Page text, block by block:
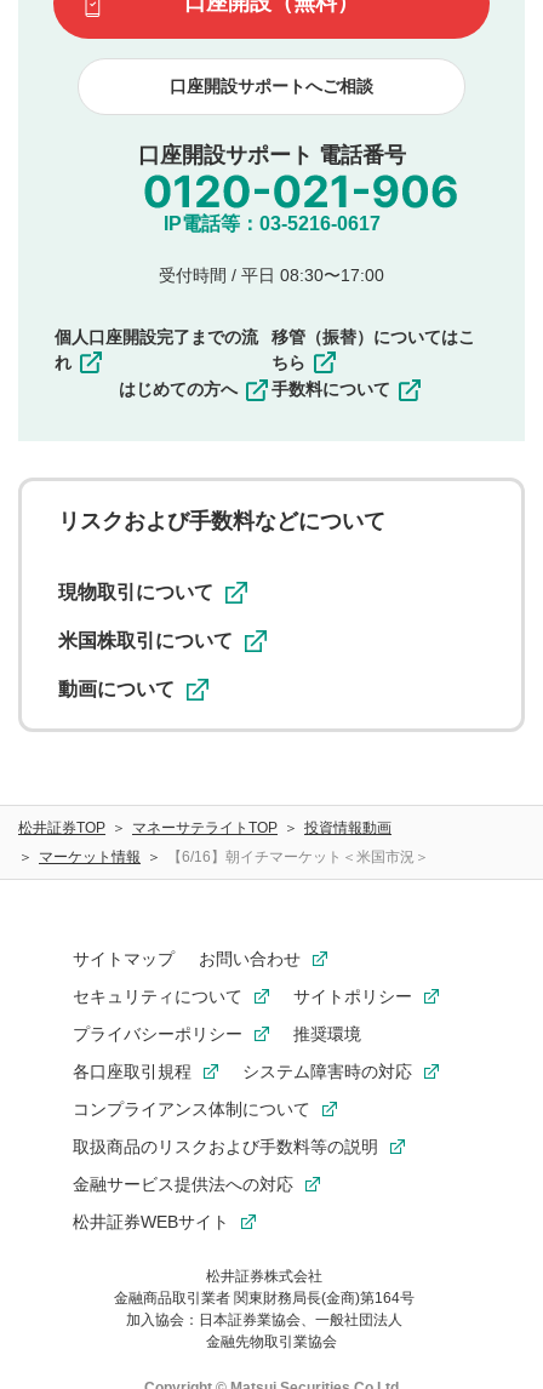
て結果のご連絡といたします。ご了承ください。
下記の項目に該当すると判断された投稿内容は、掲載を
見合わせる場合がございます。
本動画コンテンツとは無関係の内容の投稿
他者への誹謗中傷や差別的表現投稿
公序良俗に反する内容の投稿
氏名、住所、電話番号など個人を特定できる情報の
他のサイトへの誘導や営利目的、広告・宣伝を目
他者の権利（商標、著作権、その他の知的財産
その他当社が不適切と判断した投稿
一度投稿した評価およびコメントの変更・削除はできま
ことを承諾したものとします。また、利用者は、コメント
に関する著作者人格権を行使しないことに同意します。利
用者が投稿したコメントは、当社サービスの広告・宣伝、
ることがあります。
口座開設サポートへご相談
口座開設サポート 電話番号
IP電話等：03-5216-0617
受付時間 / 平日 08:30〜17:00
個人口座開設完了までの流
れ
はじめての方へ
移管（振替）についてはこ
ちら
手数料について
リスクおよび手数料などについて
現物取引について
米国株取引について
動画について
松井証券TOP マネーサテライトTOP
投資情報動画
マーケット情報
【6/16】朝イチマーケット＜米国市況＞
サイトマップ
お問い合わせ
セキュリティについて
サイトポリシー
プライバシーポリシー
推奨環境
各口座取引規程
システム障害時の対応
コンプライアンス体制について
取扱商品のリスクおよび手数料等の説明
金融サービス提供法への対応
松井証券WEBサイト
松井証券株式会社
金融商品取引業者 関東財務局長(金商)第164号
加入協会：日本証券業協会、一般社団法人
金融先物取引業協会
お気に入り機能は松井証券の会員限定の機能です。
お気に入り登録いただくと、後からいつでもお気に入りのコンテ
ンツを一覧でご確認いただけます。
ご利用いただくには口座開設が必要です。